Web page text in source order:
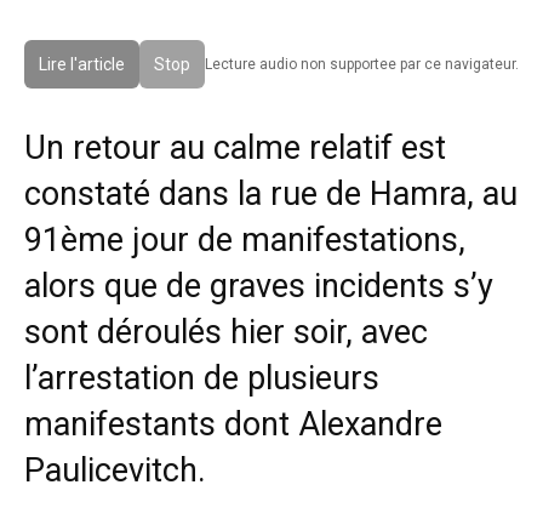
Lire l'article Stop Lecture audio non supportee par ce navigateur.
Un retour au calme relatif est
constaté dans la rue de Hamra, au
91ème jour de manifestations,
alors que de graves incidents s’y
sont déroulés hier soir, avec
l’arrestation de plusieurs
manifestants dont Alexandre
Paulicevitch.